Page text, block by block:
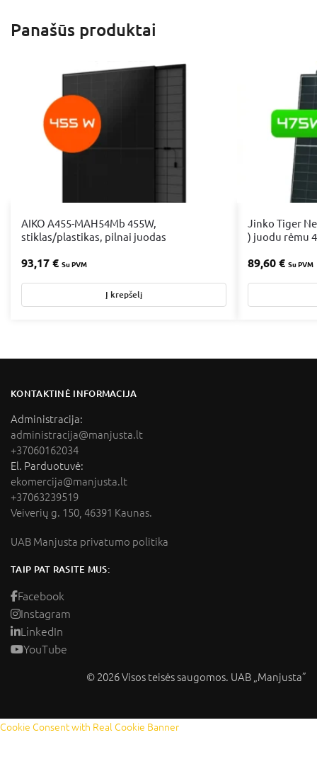
Panašūs produktai
AIKO A455-MAH54Mb 455W,
stiklas/plastikas, pilnai juodas
93,17€ Su PVM
Į krepšelį
Jinko Tiger
) juodu rėmu
89,60€ Su PVM
KONTAKTINĖ INFORMACIJA
Administracija:
administracija@manjusta.lt
+37060162034
El. Parduotuvė:
ekomercija@manjusta.lt
+37063239519
Veiverių g. 150, 46391 Kaunas.
UAB Manjusta privatumo politika
TAIP PAT RASITE MUS:
Facebook
Instagram
LinkedIn
YouTube
© 2026 Visos teisės saugomos. UAB „Manjusta”
Cookie Consent with Real Cookie Banner